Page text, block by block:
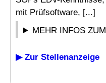
mit Prüfsoftware, [...]
MEHR INFOS
▶ Zur Stellenanzeige